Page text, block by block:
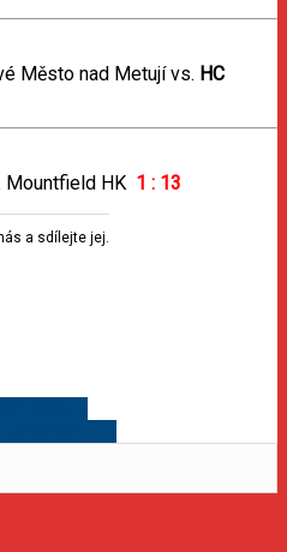
Město nad Metují vs. HC
Mountfield HK 1 : 13
a sdílejte jej.